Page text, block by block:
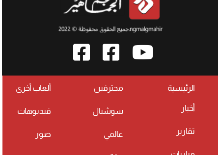
الرئيسية
أخبار
تقارير
محترفين
سوشيال
عالمي
ألعاب أخرى
فيديوهات
صور